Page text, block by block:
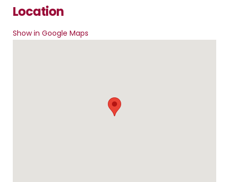
Location
Show in Google Maps